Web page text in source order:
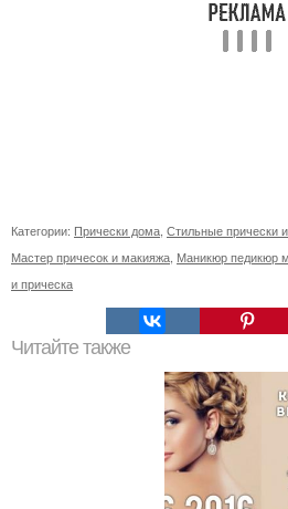
Категории: Прически дома Стильные прически
Мастер причесок и макияжа Маникюр педикюр
и прическа
Читайте также